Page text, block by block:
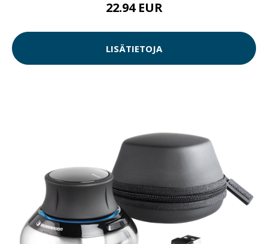
22.94 EUR
LISÄTIETOJA